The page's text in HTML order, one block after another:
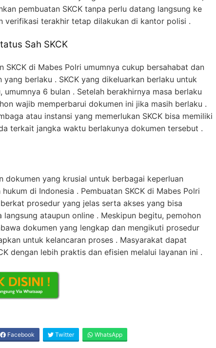
pembuatan SKCK tanpa perlu datang langsung ke
verifikasi terakhir tetap dilakukan di kantor polisi .
Sah SKCK
SKCK di Mabes Polri umumnya cukup bersahabat dan
yang berlaku . SKCK yang dikeluarkan berlaku untuk
umumnya 6 bulan . Setelah berakhirnya masa berlaku
wajib memperbarui dokumen ini jika masih berlaku .
atau instansi yang memerlukan SKCK bisa memiliki
terkait jangka waktu berlakunya dokumen tersebut .
dokumen yang krusial untuk berbagai keperluan
di Indonesia . Pembuatan SKCK di Mabes Polri
prosedur yang jelas serta akses yang bisa
langsung ataupun online . Meskipun begitu, pemohon
dokumen yang lengkap dan mengikuti prosedur
untuk kelancaran proses . Masyarakat dapat
dengan lebih praktis dan efisien melalui layanan ini .
Facebook Twitter WhatsApp